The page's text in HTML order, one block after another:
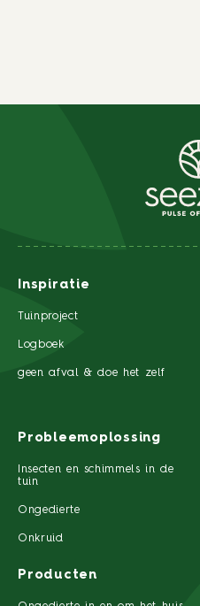
Inspiratie
Tuinproject
Logboek
geen afval & doe het zelf
Probleemoplossing
Insecten en schimmels in de
tuin
Ongedierte
Onkruid
Producten